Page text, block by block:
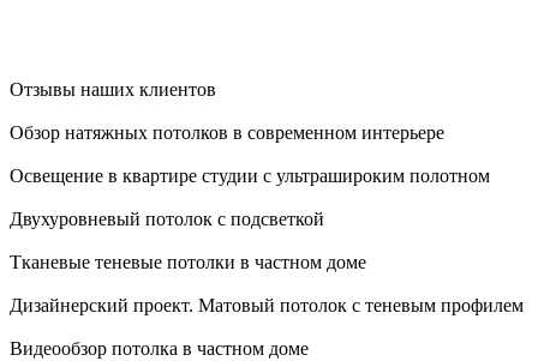
Отзывы наших клиентов
Обзор натяжных потолков в современном интерьере
Освещение в квартире студии с ультрашироким полотном
Двухуровневый потолок с подсветкой
Тканевые теневые потолки в частном доме
Дизайнерский проект. Матовый потолок с теневым профилем
Видеообзор потолка в частном доме